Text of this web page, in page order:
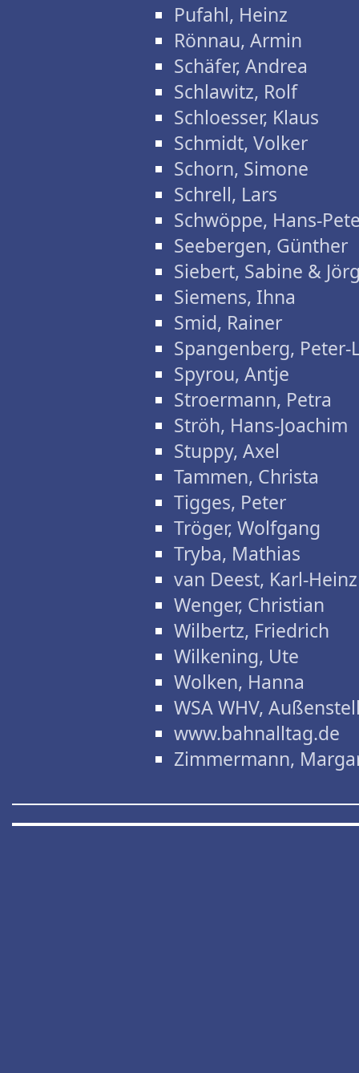
Pufahl, Heinz
Rönnau, Armin
Schäfer, Andrea
Schlawitz, Rolf
Schloesser, Klaus
Schmidt, Volker
Schorn, Simone
Schrell, Lars
Schwöppe, Hans-
Seebergen, Günther
Siebert, Sabine &
Siemens, Ihna
Smid, Rainer
Spangenberg, Peter-
Spyrou, Antje
Stroermann, Petra
Ströh, Hans-Joachim
Stuppy, Axel
Tammen, Christa
Tigges, Peter
Tröger, Wolfgang
Tryba, Mathias
van Deest, Karl-Heinz
Wenger, Christian
Wilbertz, Friedrich
Wilkening, Ute
Wolken, Hanna
WSA WHV,
www.bahnalltag.de
Zimmermann,